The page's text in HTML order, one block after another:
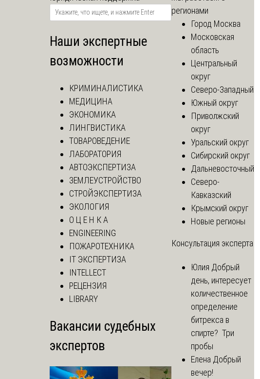
Наши экспертные
возможности
КРИМИНАЛИСТИКА
МЕДИЦИНА
ЭКОНОМИКА
ЛИНГВИСТИКА
ТОВАРОВЕДЕНИЕ
ЛАБОРАТОРИЯ
АВТОЭКСПЕРТИЗА
ЗЕМЛЕУСТРОЙСТВО
СТРОЙЭКСПЕРТИЗА
ЭКОЛОГИЯ
О Ц Е Н К А
ENGINEERING
ПОЖАРОТЕХНИКА
IT ЭКСПЕРТИЗА
INTELLECT
РЕЦЕНЗИЯ
LIBRARY
Вакансии судебных
экспертов
регионами
Город Москва
Московская
область
Центральный
округ
Северо-Западный
Южный округ
Приволжский
округ
Уральский округ
Сибирский округ
Дальневосточный
Северо-
Кавказский
Крымский округ
Новые регионы
Консультация эксперта
Юлия Добрый
день, интересует
количественное
определение
битрекса в
спирте? Три
пробы
Елена Добрый
вечер!